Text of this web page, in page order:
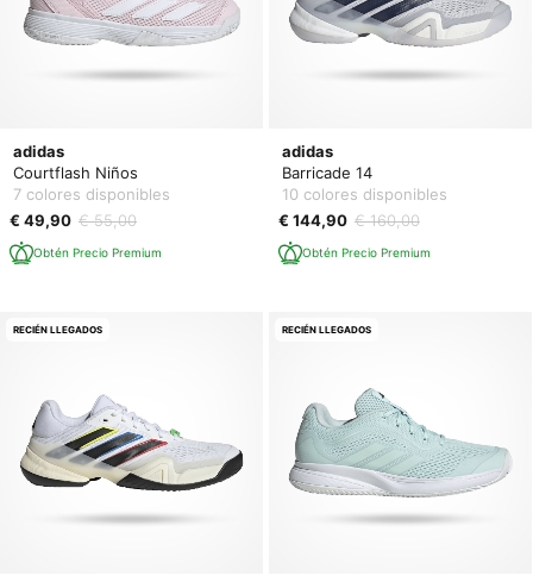
adidas
Courtflash Niños
7 colores disponibles
€ 49,90 € 55,00
Obtén Precio Premium
adidas
Barricade 14
10 colores disponibles
€ 144,90 € 160,00
Obtén Precio Premium
RECIÉN LLEGADOS RECIÉN LLEGADOS